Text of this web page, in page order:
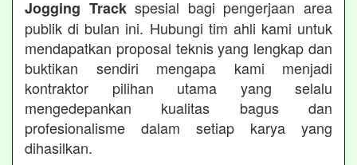
Jogging Trackspesial bagi pengerjaan area
publik di bulan ini. Hubungi tim ahli kami untuk
mendapatkan proposal teknis yang lengkap dan
buktikan sendiri mengapa kami menjadi
kontraktor pilihan utama yang selalu
mengedepankan kualitas bagus dan
profesionalisme dalam setiap karya yang
dihasilkan.